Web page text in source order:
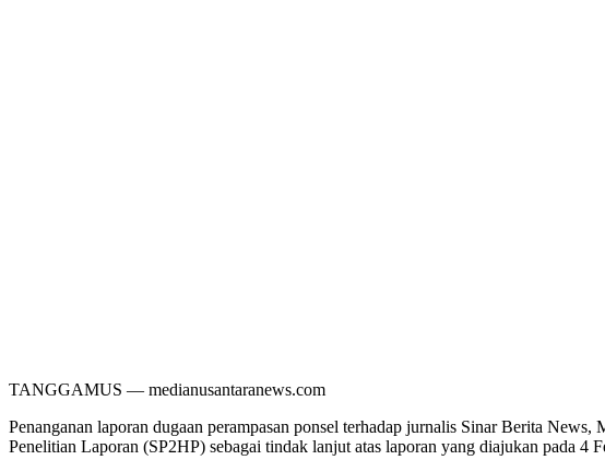
TANGGAMUS — medianusantaranews.com
Penanganan laporan dugaan perampasan ponsel terhadap jurnalis Sinar Berita
Penelitian Laporan (SP2HP) sebagai tindak lanjut atas laporan yang diajukan pada 4